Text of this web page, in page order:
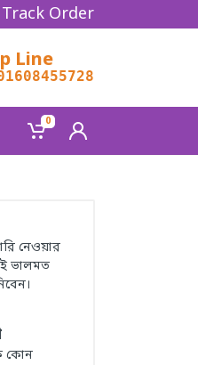
for shopping!
Track Order
Line
0
নেওয়ার
ভালমত
কোন